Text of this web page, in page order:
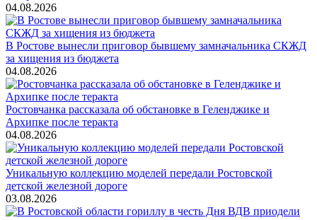
04.08.2026
В Ростове вынесли приговор бывшему замначальника СКЖД
за хищения из бюджета
04.08.2026
Ростовчанка рассказала об обстановке в Геленджике и
Архипке после теракта
04.08.2026
Уникальную коллекцию моделей передали Ростовской
детской железной дороге
03.08.2026